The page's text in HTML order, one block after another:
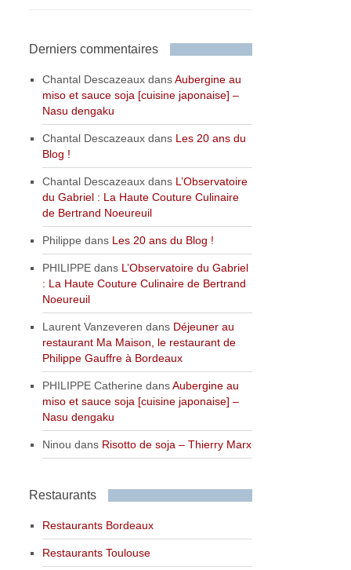
Derniers commentaires
Chantal Descazeaux dansAubergine au
miso et sauce soja [cuisine japonaise] –
Nasu dengaku
Chantal Descazeaux dans Les 20 ans du
Blog !
Chantal Descazeaux dans L’Observatoire
du Gabriel : La Haute Couture Culinaire
de Bertrand Noeureuil
Philippe dans Les 20 ans du Blog !
PHILIPPE dans L’Observatoire du Gabriel
: La Haute Couture Culinaire de Bertrand
Noeureuil
Laurent Vanzeveren dans Déjeuner au
restaurant Ma Maison, le restaurant de
Philippe Gauffre à Bordeaux
PHILIPPE Catherine dansAubergine au
miso et sauce soja [cuisine japonaise] –
Nasu dengaku
Ninou dans Risotto de soja – Thierry Marx
Restaurants
Restaurants Bordeaux
Restaurants Toulouse